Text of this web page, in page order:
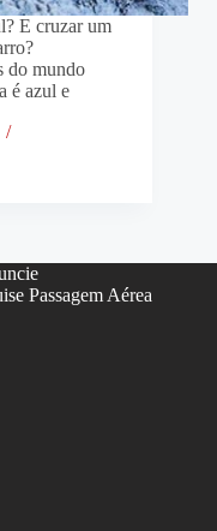
E cruzar um
do mundo
é azul e
Passagem Aérea